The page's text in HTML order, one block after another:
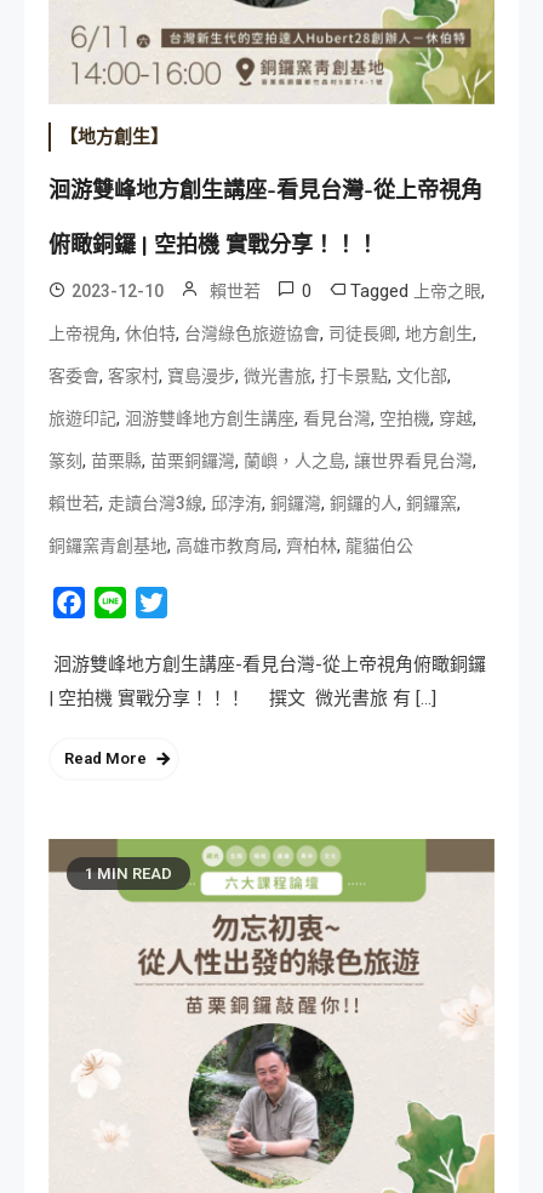
【地方創生】
洄游雙峰地方創生講座-看見台灣-從上帝視角
俯瞰銅鑼 | 空拍機 實戰分享！！！
2023-12-10 賴世若 0 Tagged 上帝之眼,
上帝視角, 休伯特, 台灣綠色旅遊協會, 司徒長卿, 地方創生,
客委會, 客家村, 寶島漫步, 微光書旅, 打卡景點, 文化部,
旅遊印記, 洄游雙峰地方創生講座, 看見台灣, 空拍機, 穿越,
篆刻, 苗栗縣, 苗栗銅鑼灣, 蘭嶼，人之島, 讓世界看見台灣,
賴世若, 走讀台灣3線, 邱浡洧, 銅鑼灣, 銅鑼的人, 銅鑼窯,
銅鑼窯青創基地, 高雄市教育局, 齊柏林, 龍貓伯公
Facebook
Line
洄游雙峰地方創生講座-看見台灣-從上帝視角俯瞰銅鑼
| 空拍機 實戰分享！！！ 撰文 微光書旅 有 […]
Read More
1 MIN READ